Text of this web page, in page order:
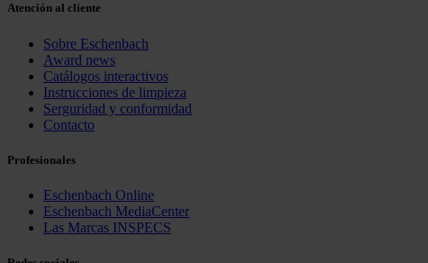
Atención al cliente
Sobre Eschenbach
Award news
Catálogos interactivos
Instrucciones de limpieza
Serguridad y conformidad
Contacto
Profesionales
Eschenbach Online
Eschenbach MediaCenter
Las Marcas INSPECS